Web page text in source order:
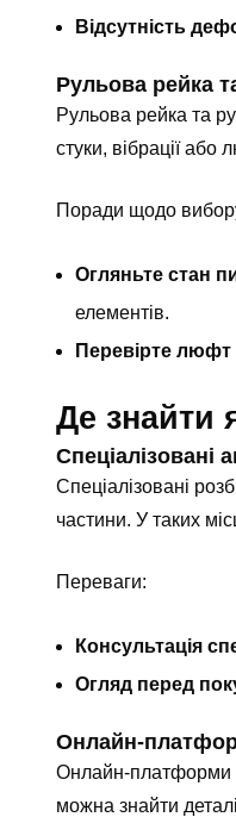
Відсутність
Рульова рейка
Рульова рейка та
стуки, вібрації або
Поради щодо
Огляньте стан
елементів.
Перевірте люфт
Де знайти
Спеціалізовані
Спеціалізовані
частини. У таких
Переваги:
Консультація
Огляд перед
Онлайн-
Онлайн-платформи
можна знайти